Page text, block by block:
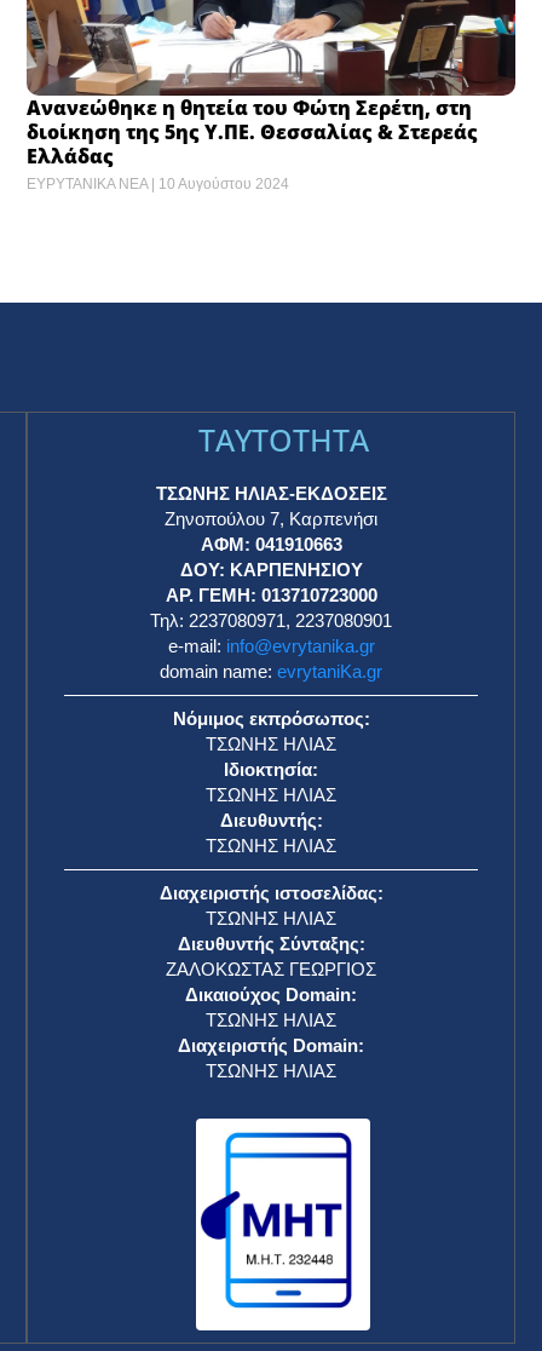
Ανανεώθηκε η θητεία του Φώτη Σερέτη, στη
διοίκηση της 5ης Υ.ΠΕ. Θεσσαλίας & Στερεάς
Ελλάδας
ΕΥΡΥΤΑΝΙΚΑ ΝΕΑ 10 Αυγούστου 2024
TAYTOTHTA
ΤΣΩΝΗΣ ΗΛΙΑΣ-ΕΚΔΟΣΕΙΣ
Ζηνοπούλου 7, Καρπενήσι
ΑΦΜ: 041910663
ΔΟΥ: ΚΑΡΠΕΝΗΣΙΟΥ
ΑΡ. ΓΕΜΗ: 013710723000
Τηλ: 2237080971, 2237080901
e-mail: info@evrytanika.gr
domain name: evrytaniKa.gr
Νόμιμος εκπρόσωπος:
ΤΣΩΝΗΣ ΗΛΙΑΣ
Ιδιοκτησία:
ΤΣΩΝΗΣ ΗΛΙΑΣ
Διευθυντής:
ΤΣΩΝΗΣ ΗΛΙΑΣ
Διαχειριστής ιστοσελίδας:
ΤΣΩΝΗΣ ΗΛΙΑΣ
Διευθυντής Σύνταξης:
ΖΑΛΟΚΩΣΤΑΣ ΓΕΩΡΓΙΟΣ
Δικαιούχος Domain:
ΤΣΩΝΗΣ ΗΛΙΑΣ
Διαχειριστής Domain:
ΤΣΩΝΗΣ ΗΛΙΑΣ